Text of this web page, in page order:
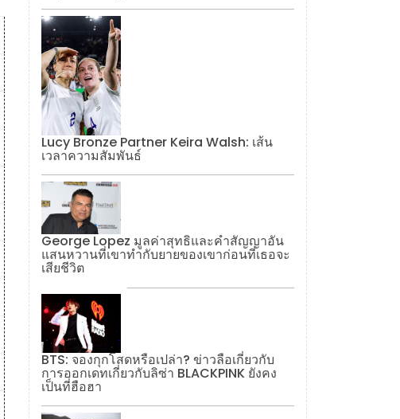
Lucy Bronze Partner Keira Walsh: เส้น
เวลาความสัมพันธ์
George Lopez มูลค่าสุทธิและคำสัญญาอัน
แสนหวานที่เขาทำกับยายของเขาก่อนที่เธอจะ
เสียชีวิต
BTS: จองกุกโสดหรือเปล่า? ข่าวลือเกี่ยวกับ
การออกเดทเกี่ยวกับลิซ่า BLACKPINK ยังคง
เป็นที่ฮือฮา